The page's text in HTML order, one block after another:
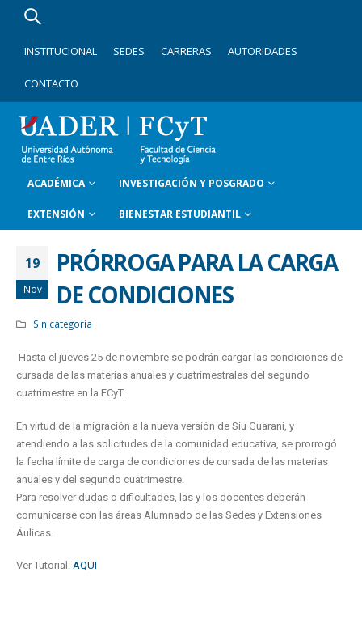
INSTITUCIONAL SEDES CARRERAS AUTORIDADES
CONTACTO
ACADÉMICA INVESTIGACIÓN Y POSGRADO
EXTENSIÓN BIENESTAR ESTUDIANTIL
19
Nov
PRÓRROGA PARA LA CARGA
DE CONDICIONES
Sin categoría
Hasta el jueves 25 de noviembre se podrán cargar las condiciones de
cursada de las materias anuales y cuatrimestrales del segundo
cuatrimestre en la FCyT.
En virtud de la migración a la nueva versión de Siu Guaraní, y
atendiendo a las solicitudes de la comunidad educativa, se prorrogó
la fecha límite de carga de condiciones de cursada de las materias
anuales y del segundo cuatrimestre.
Para resolver dudas o dificultades, las y los docentes deberán
comunicarse con las áreas Alumnado de las Sedes y Extensiones
Áulicas.
Ver Tutorial: AQUI